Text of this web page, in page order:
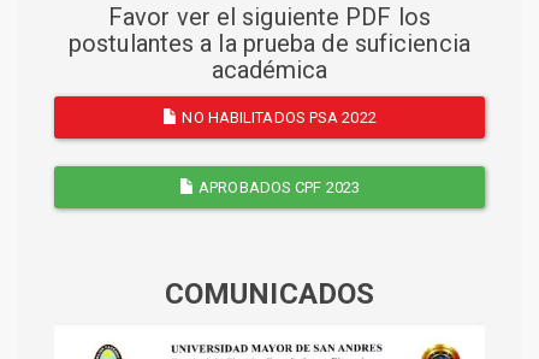
Favor ver el siguiente PDF los
postulantes a la prueba de suficiencia
académica
NO HABILITADOS PSA 2022
APROBADOS CPF 2023
COMUNICADOS